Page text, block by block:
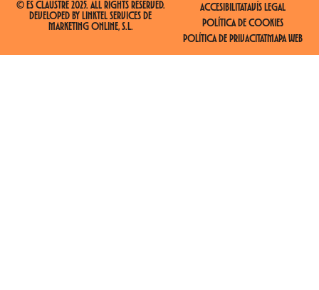
© ES CLAUSTRE 2025. ALL RIGHTS RESERVED.
DEVELOPED BY LINKTEL SERVICES DE
MARKETING ONLINE, S.L.
ACCESIBILITATAVÍS LEGAL
POLÍTICA DE COOKIES
POLÍTICA DE PRIVACITATMAPA WEB